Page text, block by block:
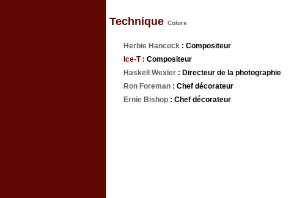
Technique Colors
Herbie Hancock : Compositeur
Ice-T: Compositeur
Haskell Wexler : Directeur de la photographie
Ron Foreman : Chef décorateur
Ernie Bishop : Chef décorateur